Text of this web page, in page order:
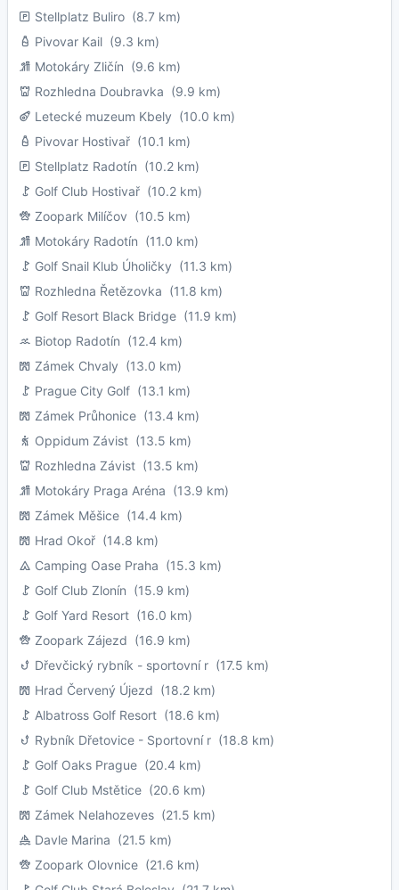
Stellplatz Buliro (8.7 km)
Pivovar Kail (9.3 km)
Motokáry Zličín (9.6 km)
Rozhledna Doubravka (9.9 km)
Letecké muzeum Kbely (10.0 km)
Pivovar Hostivař (10.1 km)
Stellplatz Radotín (10.2 km)
Golf Club Hostivař (10.2 km)
Zoopark Milíčov (10.5 km)
Motokáry Radotín (11.0 km)
Golf Snail Klub Úholičky (11.3 km)
Rozhledna Řetězovka (11.8 km)
Golf Resort Black Bridge (11.9 km)
Biotop Radotín (12.4 km)
Zámek Chvaly (13.0 km)
Prague City Golf (13.1 km)
Zámek Průhonice (13.4 km)
Oppidum Závist (13.5 km)
Rozhledna Závist (13.5 km)
Motokáry Praga Aréna (13.9 km)
Zámek Měšice (14.4 km)
Hrad Okoř (14.8 km)
Camping Oase Praha (15.3 km)
Golf Club Zlonín (15.9 km)
Golf Yard Resort (16.0 km)
Zoopark Zájezd (16.9 km)
Dřevčický rybník - sportovní r (17.5 km)
Hrad Červený Újezd (18.2 km)
Albatross Golf Resort (18.6 km)
Rybník Dřetovice - Sportovní r (18.8 km)
Golf Oaks Prague (20.4 km)
Golf Club Mstětice (20.6 km)
Zámek Nelahozeves (21.5 km)
Davle Marina (21.5 km)
Zoopark Olovnice (21.6 km)